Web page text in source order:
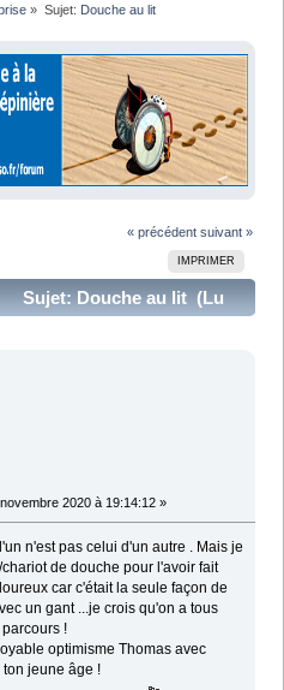
» Sujet: Douche au lit
« précédent suivant »
IMPRIMER
Sujet: Douche au lit (Lu
2020 à 19:14:12 »
n'est pas celui d'un autre . Mais je
de douche pour l'avoir fait
car c'était la seule façon de
un gant ...je crois qu'on a tous
!
optimisme Thomas avec
jeune âge !